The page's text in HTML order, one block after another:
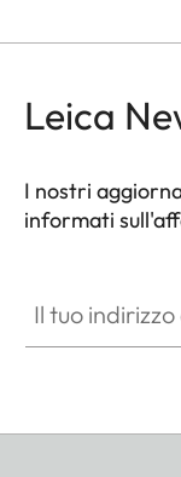
Leica
I nostri
informati